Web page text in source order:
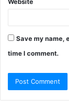
Save my name,
time I comment.